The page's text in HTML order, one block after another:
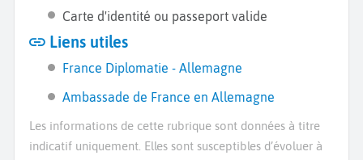
Carte d'identité ou passeport valide
Liens utiles
France Diplomatie - Allemagne
Ambassade de France en Allemagne
Les informations de cette rubrique sont données à titre
indicatif uniquement. Elles sont susceptibles d’évoluer à